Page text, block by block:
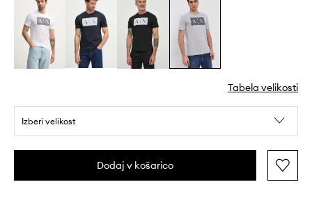
Tabela velikosti
Izberi velikost
Dodaj v košarico